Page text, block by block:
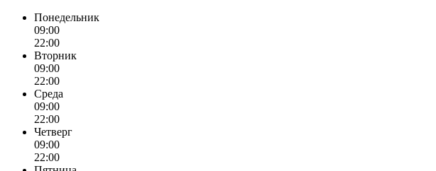
Понедельник
09:00
22:00
Вторник
09:00
22:00
Среда
09:00
22:00
Четверг
09:00
22:00